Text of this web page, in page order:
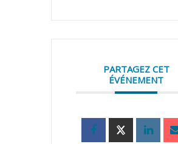
PARTAGEZ CET
ÉVÉNEMENT